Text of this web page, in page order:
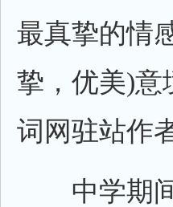
最真挚的情
挚，优美)
词网驻站作
中学期间